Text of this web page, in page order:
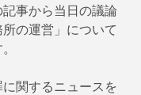
事から当日の議論
の運営」について
関するニュースを